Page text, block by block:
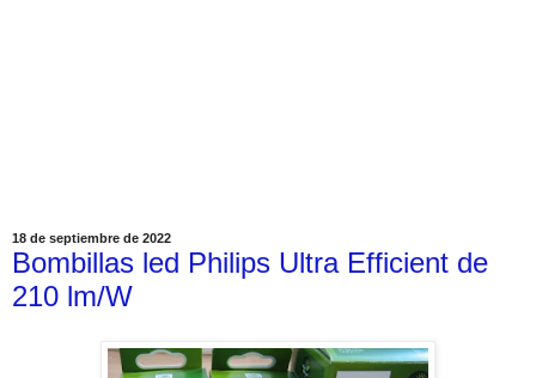
18 de septiembre de 2022
Bombillas led Philips Ultra Efficient de
210 lm/W